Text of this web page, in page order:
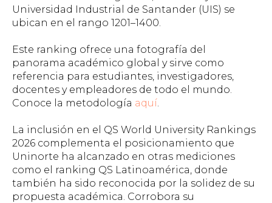
Universidad Industrial de Santander (UIS) se
ubican en el rango 1201–1400.
Este ranking ofrece una fotografía del
panorama académico global y sirve como
referencia para estudiantes, investigadores,
docentes y empleadores de todo el mundo.
Conoce la metodología aquí.
La inclusión en el QS World University Rankings
2026 complementa el posicionamiento que
Uninorte ha alcanzado en otras mediciones
como el ranking QS Latinoamérica, donde
también ha sido reconocida por la solidez de su
propuesta académica. Corrobora su